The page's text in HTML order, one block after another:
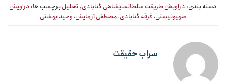
دسته بندی: دراویش طریقت سلطانعلیشاهی گنابادی, تحلیلبرچسب ها: دراویش
صهیونیستی، فرقه گنابادی، مصطفی آزمایش، وحید بهشتی
سراب حقیقت